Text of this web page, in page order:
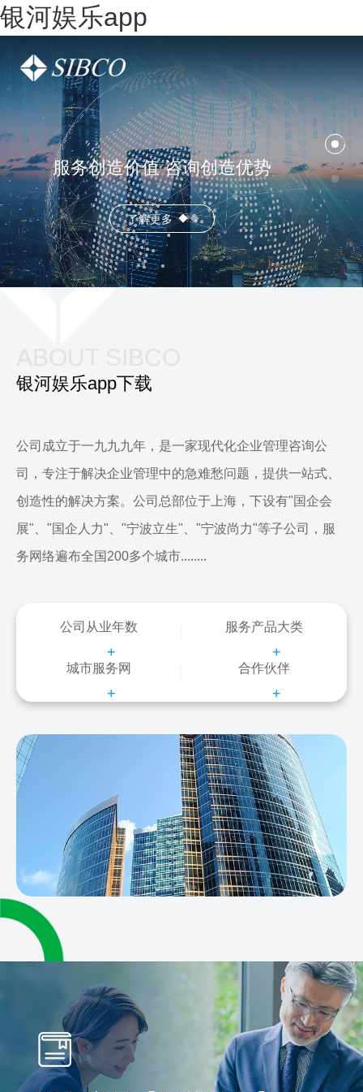
银河娱乐app
服务创造价值 咨询创造优势
了解更多
银河娱乐app下载
公司成立于一九九九年，是一家现代化企业管理咨询公
司，专注于解决企业管理中的急难愁问题，提供一站式、
创造性的解决方案。公司总部位于上海，下设有"国企会
展"、"国企人力"、"宁波立生"、"宁波尚力"等子公司，服
务网络遍布全国200多个城市........
公司从业年数
+
服务产品大类
+
城市服务网
+
合作伙伴
+